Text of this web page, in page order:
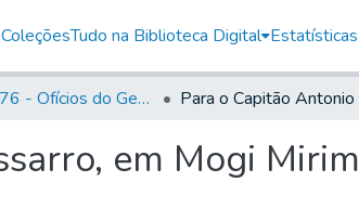
Tudo na Biblioteca Digital Estatísticas
Volume 76 - Ofícios do General Martim Lopes Lobo de Saldanha (Governador da Capitania): 1776- 1777
em Mogi Mirim